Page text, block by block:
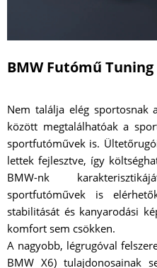
BMW Futómű Tuning
Nem találja elég sportosnak
között megtalálhatóak a
sportfutóművek is.
lettek fejlesztve, így
BMW-nk
sportfutóművek is
stabilitását és kanyarodási
komfort sem csökken.
A nagyobb, légrugóval
BMW X6) tulajdonosainak